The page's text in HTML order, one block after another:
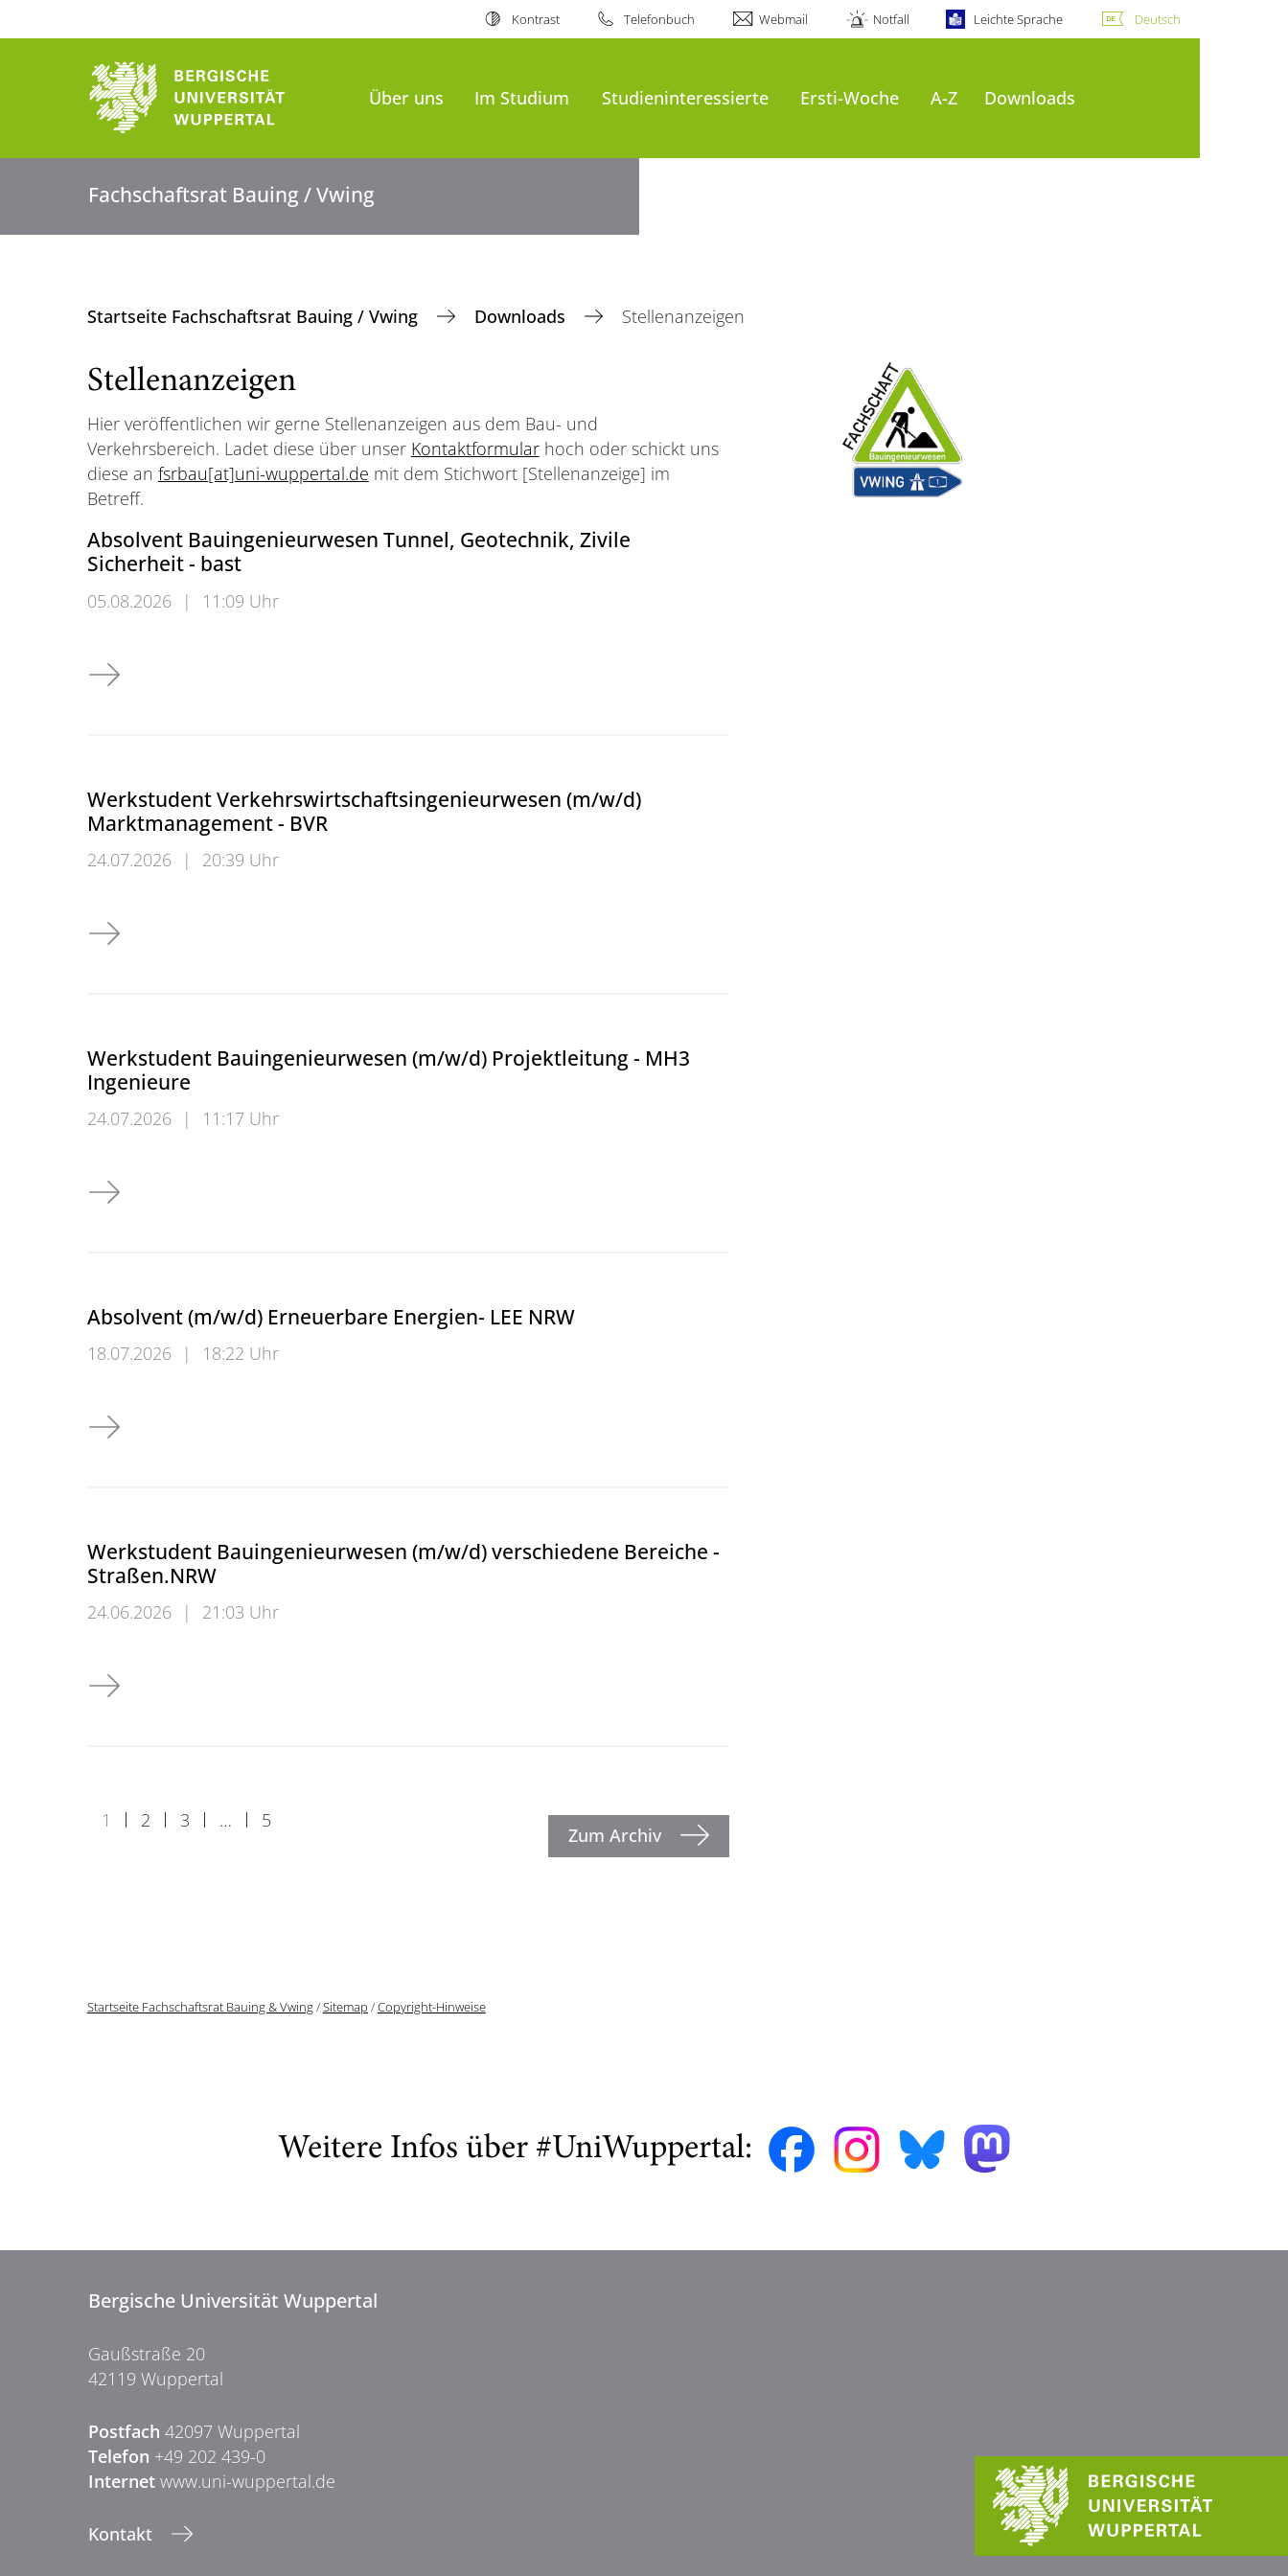
Kontrast Telefonbuch Webmail Notfall Leichte Sprache Deutsch
Über uns Im Studium Studieninteressierte Ersti-Woche A-Z Downloads
Fachschaftsrat Bauing / Vwing
Startseite Fachschaftsrat Bauing / Vwing Downloads Stellenanzeigen
Stellenanzeigen
Hier veröffentlichen wir gerne Stellenanzeigen aus dem Bau- und
Verkehrsbereich. Ladet diese über unser Kontaktformularhoch oder schickt uns
diese an fsrbau[at]uni-wuppertal.de mit dem Stichwort [Stellenanzeige] im
Betreff.
Absolvent Bauingenieurwesen Tunnel, Geotechnik, Zivile
Sicherheit - bast
05.08.2026 | 11:09 Uhr
Absolvent Bauingenieurwesen Tunnel, Geotechnik, Zivile Sicherheit - bast
Werkstudent Verkehrswirtschaftsingenieurwesen (m/w/d)
Marktmanagement - BVR
24.07.2026 | 20:39 Uhr
Werkstudent Verkehrswirtschaftsingenieurwesen (m/w/d) Marktmanagement - BVR
Werkstudent Bauingenieurwesen (m/w/d) Projektleitung - MH3
Ingenieure
24.07.2026 | 11:17 Uhr
Werkstudent Bauingenieurwesen (m/w/d) Projektleitung - MH3 Ingenieure
Absolvent (m/w/d) Erneuerbare Energien- LEE NRW
18.07.2026 | 18:22 Uhr
Absolvent (m/w/d) Erneuerbare Energien- LEE NRW
Werkstudent Bauingenieurwesen (m/w/d) verschiedene Bereiche -
Straßen.NRW
24.06.2026 | 21:03 Uhr
Werkstudent Bauingenieurwesen (m/w/d) verschiedene Bereiche - Straßen.NRW
1 2 3 … 5
Zum Archiv
Startseite Fachschaftsrat Bauing & Vwing/Sitemap /Copyright-Hinweise
Weitere Infos über #UniWuppertal:
Bergische Universität Wuppertal
Gaußstraße 20
42119 Wuppertal
Postfach 42097 Wuppertal
Telefon +49 202 439-0
Internet www.uni-wuppertal.de
Kontakt